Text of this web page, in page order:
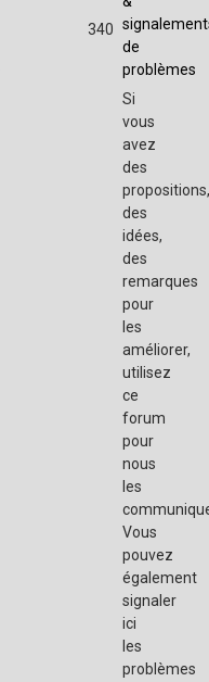
de
problèmes
Si
vous
avez
des
propositions,
des
idées,
des
remarques
pour
les
améliorer,
utilisez
ce
forum
pour
nous
les
Vous
pouvez
également
signaler
ici
les
problèmes
340